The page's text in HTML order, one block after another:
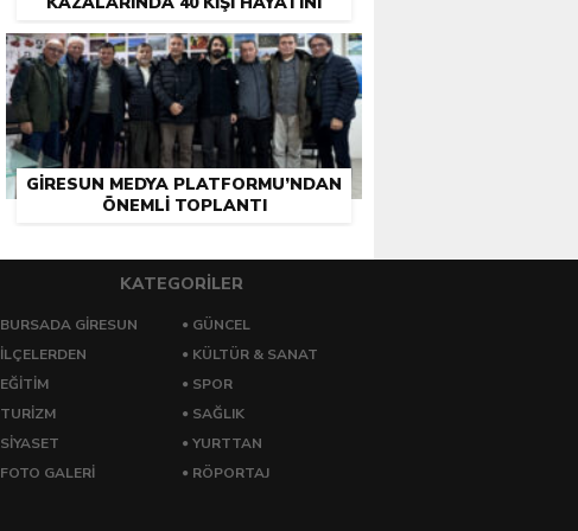
GIRESUN MEDYA PLATFORMU’NDAN
ÖNEMLI TOPLANTI
KATEGORİLER
BURSADA GİRESUN
GÜNCEL
İLÇELERDEN
KÜLTÜR & SANAT
EĞİTİM
SPOR
TURİZM
SAĞLIK
SİYASET
YURTTAN
FOTO GALERİ
RÖPORTAJ